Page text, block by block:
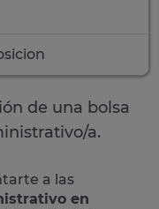
de una bolsa
a.
a las
en